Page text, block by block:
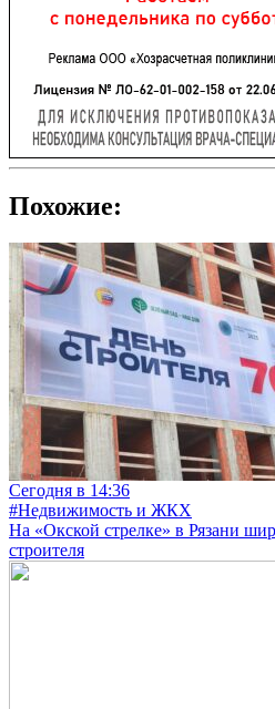
Похожие:
Сегодня в 14:36
#Недвижимость и ЖКХ
На «Окской стрелке» в Рязани
строителя